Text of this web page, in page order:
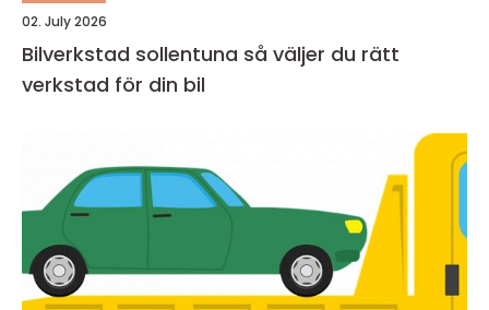
02. July 2026
Bilverkstad sollentuna så väljer du rätt
verkstad för din bil